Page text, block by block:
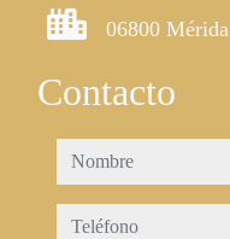
06800 Mérida
Contacto
nombre
teléfono